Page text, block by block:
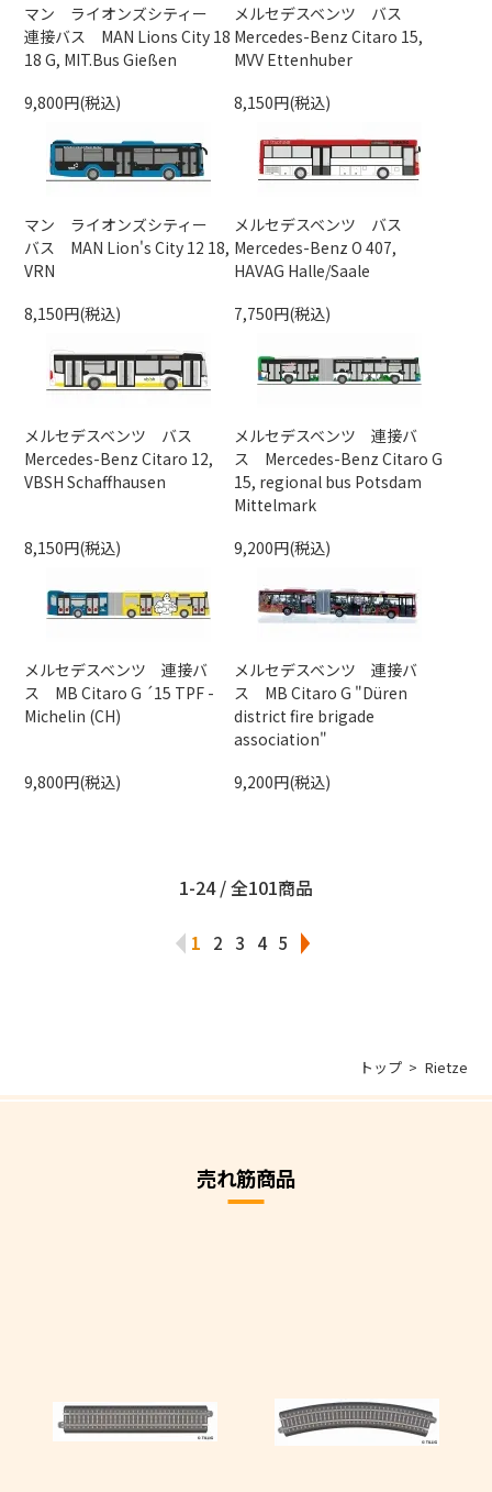
マン ライオンズシティー
連接バス MAN Lions City 18
18 G, MIT.Bus Gießen
9,800円(税込)
メルセデスベンツ バス
Mercedes-Benz Citaro 15,
MVV Ettenhuber
8,150円(税込)
マン ライオンズシティー
バス MAN Lion's City 12 18,
VRN
8,150円(税込)
メルセデスベンツ バス
Mercedes-Benz O 407,
HAVAG Halle/Saale
7,750円(税込)
メルセデスベンツ バス
Mercedes-Benz Citaro 12,
VBSH Schaffhausen
8,150円(税込)
メルセデスベンツ 連接バ
ス Mercedes-Benz Citaro G
15, regional bus Potsdam
Mittelmark
9,200円(税込)
メルセデスベンツ 連接バ
ス MB Citaro G ´15 TPF -
Michelin (CH)
9,800円(税込)
メルセデスベンツ 連接バ
ス MB Citaro G "Düren
district fire brigade
association"
9,200円(税込)
1-24 / 全101商品
1 2 3 4 5
トップ Rietze
売れ筋商品